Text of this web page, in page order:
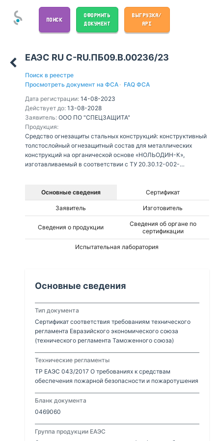
ПОИСК
ОФОРМИТЬ
ДОКУМЕНТ
ВЫГРУЗКА/
API
ЕАЭС RU С-RU.ПБ09.В.00236/23
Поиск в реестре
Просмотреть документ на ФСА · FAQ ФСА
Дата регистрации: 14-08-2023
Действует до: 13-08-2028
Заявитель: ООО ПО "СПЕЦЗАЩИТА"
Продукция:
Средство огнезащиты стальных конструкций: конструктивный
толстослойный огнезащитный состав для металлических
конструкций на органической основе «НОЛЬОДИН-К»,
изготавливаемый в соответствии с ТУ 20.30.12-002-
«НОЛЬОДИН-К».
Основные сведения Сертификат
Заявитель Изготовитель
Сведения о продукции
Сведения об органе по
сертификации
Испытательная лаборатория
Основные сведения
Тип документа
Сертификат соответствия требованиям технического
регламента Евразийского экономического союза
(технического регламента Таможенного союза)
Технические регламенты
ТР ЕАЭС 043/2017 О требованиях к средствам
обеспечения пожарной безопасности и пожаротушения
Бланк документа
0469060
Группа продукции ЕАЭС